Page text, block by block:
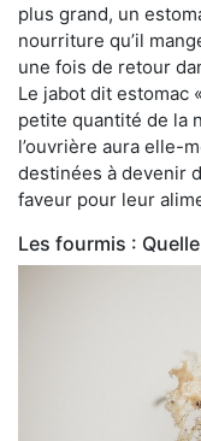
plus grand, un
nourriture qu’il
une fois de retour
Le jabot dit estomac
petite quantité de la
l’ouvrière aura elle-
destinées à devenir
faveur pour leur
Les fourmis :